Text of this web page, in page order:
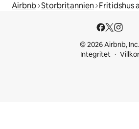
Airbnb Storbritannien Fritidshus
© 2026 Airbnb, Inc.
Integritet
Villkor